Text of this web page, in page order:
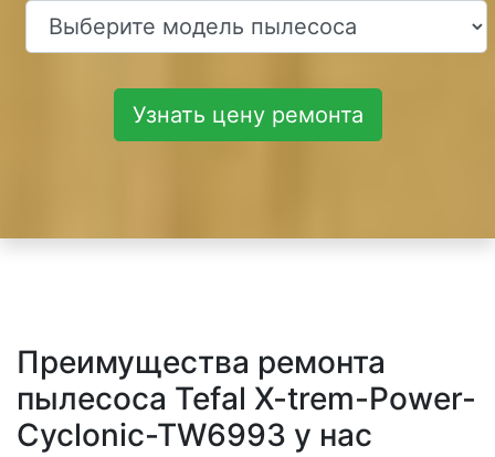
Узнать цену ремонта
Преимущества ремонта
пылесоса Tefal X-trem-Power-
Cyclonic-TW6993 у нас